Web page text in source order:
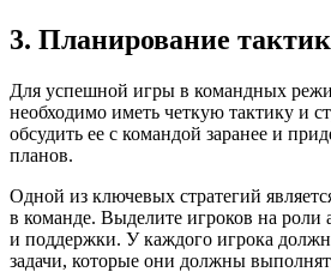
3. Планирование
Для успешной игры в командных
необходимо иметь четкую тактику и
обсудить ее с командой заранее и
планов.
Одной из ключевых стратегий
в команде. Выделите игроков на
и поддержки. У каждого игрока
задачи, которые они должны